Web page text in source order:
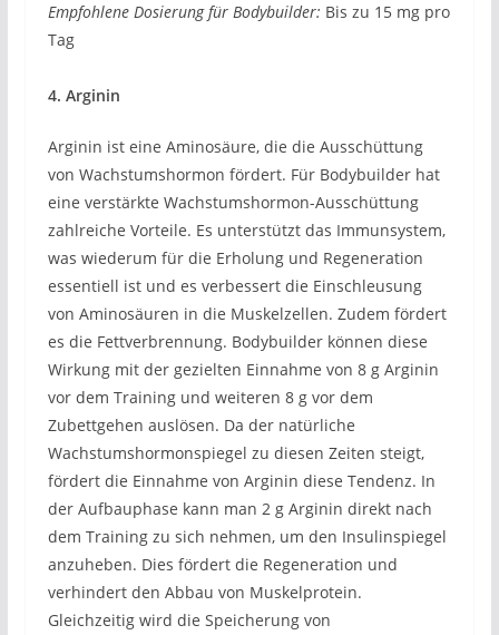
Empfohlene Dosierung für Bodybuilder: Bis zu 15 mg pro
Tag
4. Arginin
Arginin ist eine Aminosäure, die die Ausschüttung
von Wachstumshormon fördert. Für Bodybuilder hat
eine verstärkte Wachstumshormon-Ausschüttung
zahlreiche Vorteile. Es unterstützt das Immunsystem,
was wiederum für die Erholung und Regeneration
essentiell ist und es verbessert die Einschleusung
von Aminosäuren in die Muskelzellen. Zudem fördert
es die Fettverbrennung. Bodybuilder können diese
Wirkung mit der gezielten Einnahme von 8 g Arginin
vor dem Training und weiteren 8 g vor dem
Zubettgehen auslösen. Da der natürliche
Wachstumshormonspiegel zu diesen Zeiten steigt,
fördert die Einnahme von Arginin diese Tendenz. In
der Aufbauphase kann man 2 g Arginin direkt nach
dem Training zu sich nehmen, um den Insulinspiegel
anzuheben. Dies fördert die Regeneration und
verhindert den Abbau von Muskelprotein.
Gleichzeitig wird die Speicherung von